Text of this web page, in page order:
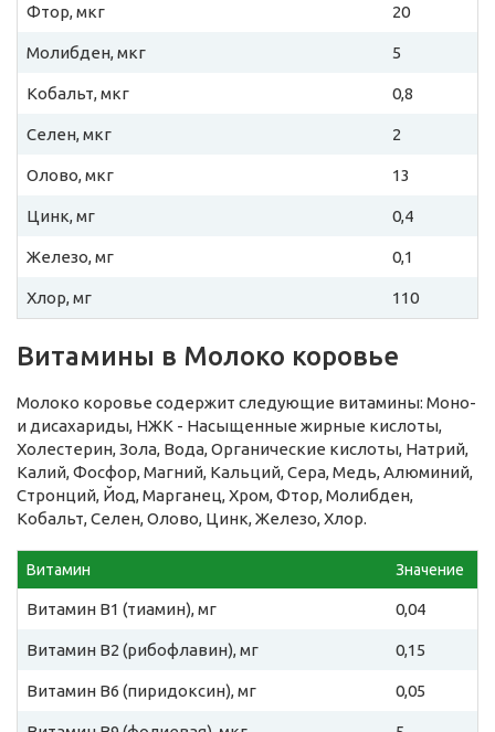
Фтор, мкг 20
Молибден, мкг 5
Кобальт, мкг 0,8
Селен, мкг 2
Олово, мкг 13
Цинк, мг 0,4
Железо, мг 0,1
Хлор, мг 110
Витамины в Молоко коровье
Молоко коровье содержит следующие витамины: Моно-
и дисахариды, НЖК - Насыщенные жирные кислоты,
Холестерин, Зола, Вода, Органические кислоты, Натрий,
Калий, Фосфор, Магний, Кальций, Сера, Медь, Алюминий,
Стронций, Йод, Марганец, Хром, Фтор, Молибден,
Кобальт, Селен, Олово, Цинк, Железо, Хлор.
Витамин Значение
Витамин B1 (тиамин), мг 0,04
Витамин B2 (рибофлавин), мг 0,15
Витамин B6 (пиридоксин), мг 0,05